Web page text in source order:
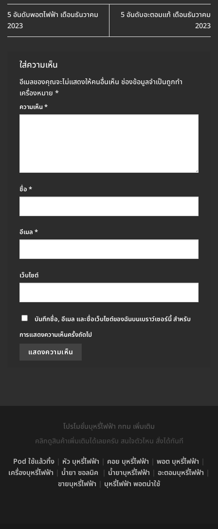
5 อันดับพอตไฟฟ้า เดือนธันวาคม
2023
5 อันดับอะตอมแท้ เดือนธันวาคม
2023
ใส่ความเห็น
อีเมลของคุณจะไม่แสดงให้คนอื่นเห็น ช่องข้อมูลจำเป็นถูกทำ
เครื่องหมาย *
ความเห็น*
ชื่อ *
อีเมล *
เว็บไซต์
บันทึกชื่อ, อีเมล และชื่อเว็บไซต์ของฉันบนเบราว์เซอร์นี้ สำหรับ
การแสดงความเห็นครั้งถัดไป
โปรโมชั่นบุหรี่ไฟฟ้า กทม เพิ่มเติม
คลิกดูสินค้าเพิ่มเติมได้เลยครับ สนใจตัวไหน สั่งได้ทันที
Pod ใช้แล้วทิ้ง | หัว บุหรี่ไฟฟ้า | คอย บุหรี่ไฟฟ้า | พอต บุหรี่ไฟฟ้า |
เครื่องบุหรี่ไฟฟ้า | น้ำยา ซอลนิค | น้ำยาบุหรี่ไฟฟ้า | อะตอมบุหรี่ไฟฟ้า |
ขายบุหรี่ไฟฟ้า | บุหรี่ไฟฟ้า พอตน่าใช้